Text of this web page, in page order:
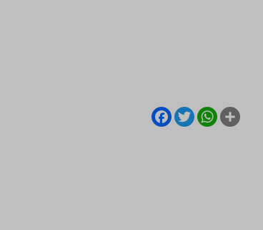
Facebook
Twitter